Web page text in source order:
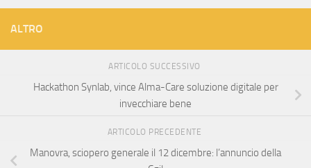
ALTRO
ARTICOLO SUCCESSIVO
Hackathon Synlab, vince Alma-Care soluzione digitale per
invecchiare bene
ARTICOLO PRECEDENTE
Manovra, sciopero generale il 12 dicembre: l’annuncio della